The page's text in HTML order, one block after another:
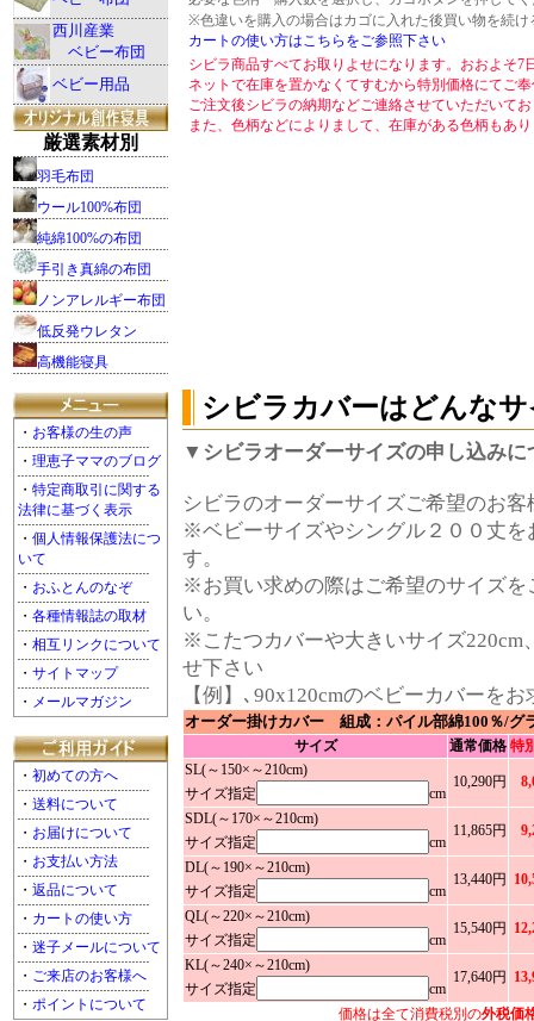
西川産業
ベビー布団
ベビー用品
厳選素材別
羽毛布団
ウール100%布団
純綿100%の布団
手引き真綿の布団
ノンアレルギー布団
低反発ウレタン
高機能寝具
・ お客様の生の声
・ 理恵子ママのブログ
・ 特定商取引に関する
法律に基づく表示
・ 個人情報保護法につ
いて
・ おふとんのなぞ
・ 各種情報誌の取材
・ 相互リンクについて
・ サイトマップ
・ メールマガジン
・ 初めての方へ
・ 送料について
・ お届けについて
・ お支払い方法
・ 返品について
・ カートの使い方
・ 迷子メールについて
・ ご来店のお客様へ
・ ポイントについて
※色違いを購入の場合はカゴに入れた後買い物を続
カートの使い方はこちらをご参照下さい
シビラ商品すべてお取りよせになります。おおよそ7
ネットで在庫を置かなくてすむから特別価格にてご
ご注文後シビラの納期などご連絡させていただいて
また、色柄などによりまして、在庫がある色柄もあ
シビラカバーはどんな
▼シビラオーダーサイズの申し込みに
シビラのオーダーサイズご希望のお
※ベビーサイズやシングル２００丈
す。
※お買い求めの際はご希望のサイズ
い。
※こたつカバーや大きいサイズ220cm
せ下さい
【例】､90x120cmのベビーカバーを
オーダー掛けカバー 組成：パイル部綿100％/
サイズ 通常価格 特
SL(～150×～210cm)
サイズ指定
cm
10,290円
SDL(～170×～210cm)
サイズ指定
cm
11,865円
DL(～190×～210cm)
サイズ指定
cm
13,440円
QL(～220×～210cm)
サイズ指定
cm
15,540円
KL(～240×～210cm)
サイズ指定
cm
17,640円
価格は全て消費税別の外税価